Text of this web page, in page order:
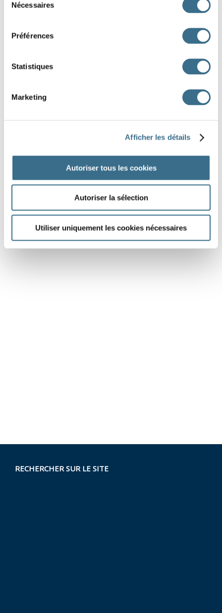
Nécessaires
Préférences
Statistiques
Marketing
Afficher les détails
Autoriser tous les cookies
Autoriser la sélection
Utiliser uniquement les cookies nécessaires
un oiseau ==> des
un poireau ==> des
RECHERCHER SUR LE SITE